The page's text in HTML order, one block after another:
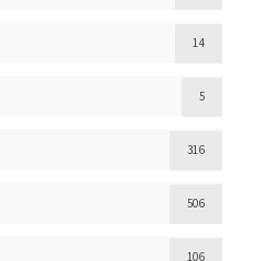
14
5
316
506
106